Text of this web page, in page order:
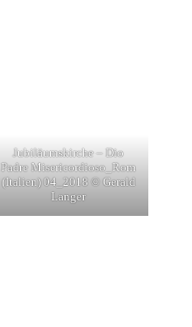
Jubiläumskirche – Dio
Padre Misericordioso_Rom
(Italien) 04_2018 © Gerald
Langer